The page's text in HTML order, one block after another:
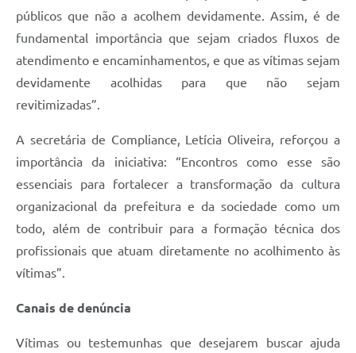
públicos que não a acolhem devidamente. Assim, é de
fundamental importância que sejam criados fluxos de
atendimento e encaminhamentos, e que as vítimas sejam
devidamente acolhidas para que não sejam
revitimizadas”.
A secretária de Compliance, Letícia Oliveira, reforçou a
importância da iniciativa: “Encontros como esse são
essenciais para fortalecer a transformação da cultura
organizacional da prefeitura e da sociedade como um
todo, além de contribuir para a formação técnica dos
profissionais que atuam diretamente no acolhimento às
vítimas”.
Canais de denúncia
Vítimas ou testemunhas que desejarem buscar ajuda